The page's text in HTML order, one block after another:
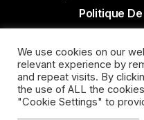
Politique
Actualité Agen -
We use cookies on our
relevant experience by
and repeat visits. By
the use of ALL the
"Cookie Settings" to